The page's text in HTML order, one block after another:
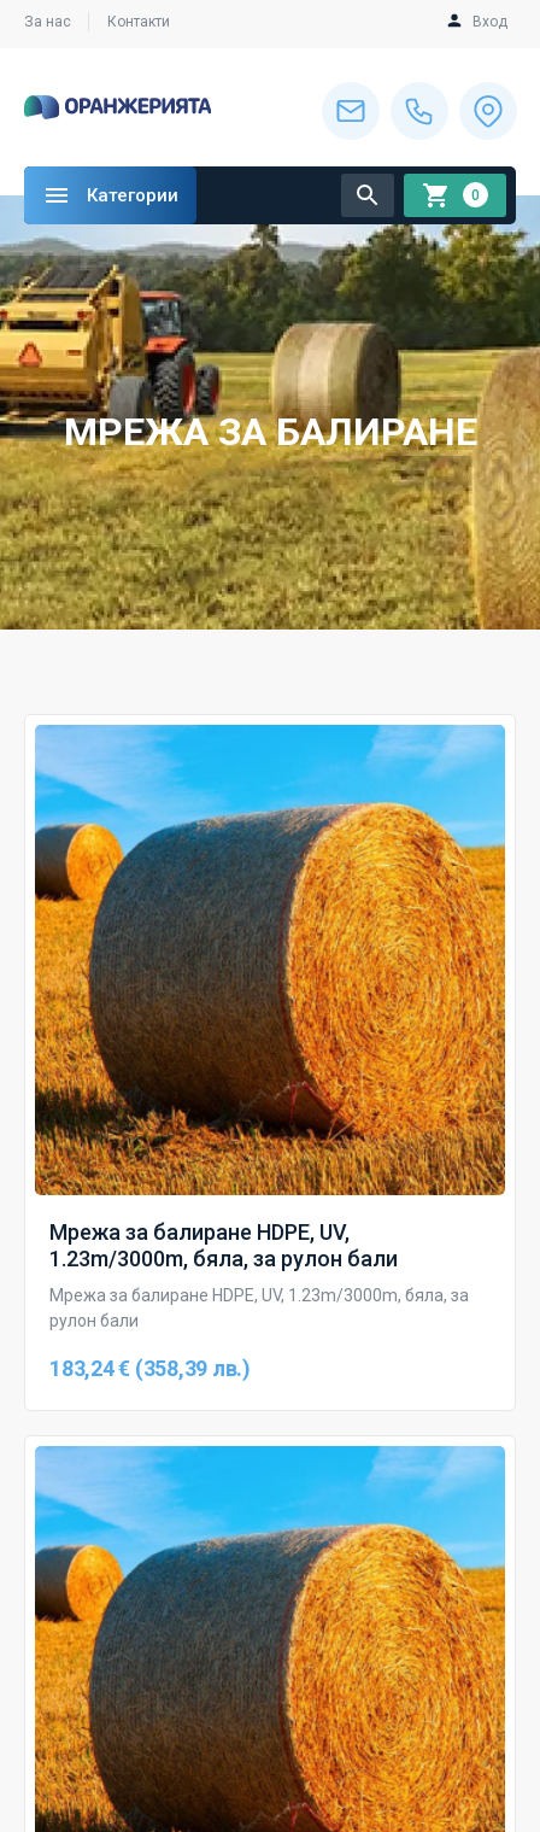
За нас Контакти Вход
Категории 0
МРЕЖА ЗА БАЛИРАНЕ
Мрежа за балиране HDPE, UV,
1.23m/3000m, бяла, за рулон бали
Мрежа за балиране HDPE, UV, 1.23m/3000m, бяла, за
рулон бали
183,24 € (358,39 лв.)